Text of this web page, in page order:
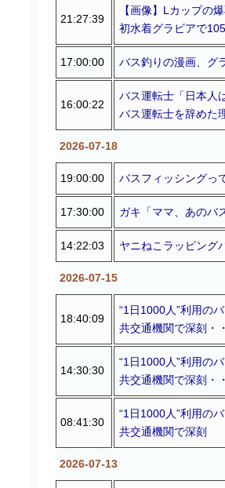
21:27:39
【画像】Lカップの
初水着グラビアで
17:00:00 バス釣りの漫画、グ
16:00:22
バス運転士「日本人
バス運転士を辞めた
2026-07-18
19:00:00 バスフィッシングっ
17:30:00 ガキ「ママ、あのバ
14:22:03 ヤニねこラッピング
2026-07-15
18:40:09
“1日1000人”利用の
共交通機関で深刻・
14:30:30
“1日1000人”利用の
共交通機関で深刻・
08:41:30
“1日1000人”利用の
共交通機関で深刻
2026-07-13